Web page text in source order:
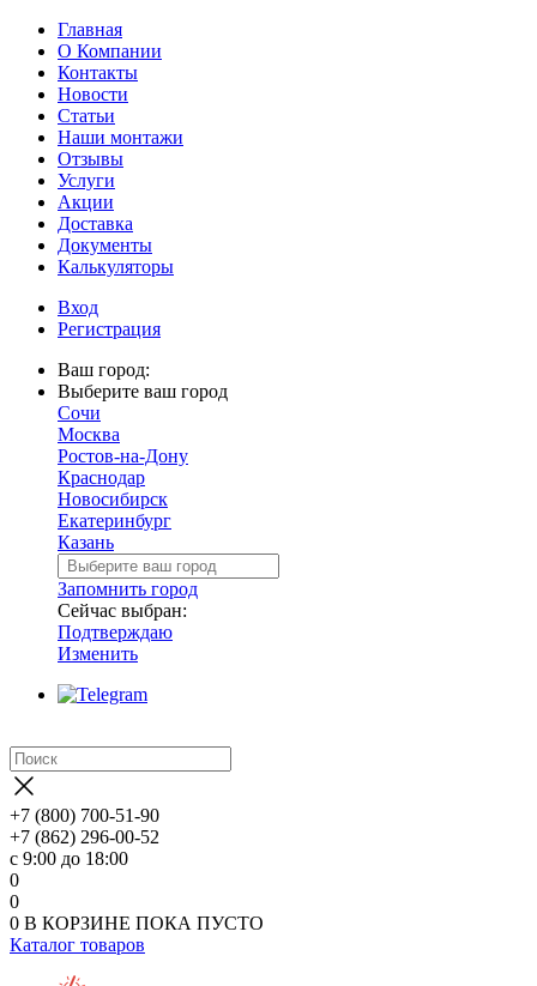
Главная
О Компании
Контакты
Новости
Статьи
Наши монтажи
Отзывы
Услуги
Акции
Доставка
Документы
Калькуляторы
Вход
Регистрация
Ваш город:
Выберите ваш город
Сочи
Москва
Ростов-на-Дону
Краснодар
Новосибирск
Екатеринбург
Казань
Запомнить город
Сейчас выбран:
Подтверждаю
Изменить
+7 (800) 700-51-90
+7 (862) 296-00-52
с 9:00 до 18:00
0
0
0 В КОРЗИНЕ ПОКА ПУСТО
Каталог товаров